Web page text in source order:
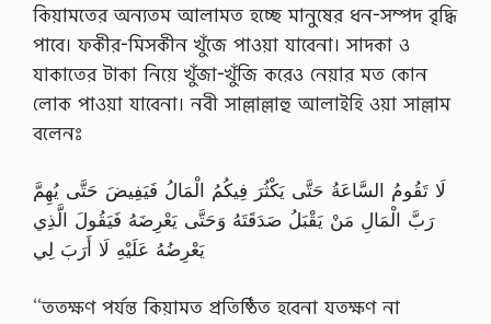
কিয়ামতের অন্যতম আলামত হচ্ছে মানুষের ধন-সম্পদ বৃদ্ধি
পাবে। ফকীর-মিসকীন খুঁজে পাওয়া যাবেনা। সাদকা ও
যাকাতের টাকা নিয়ে খুঁজা-খুঁজি করেও নেয়ার মত কোন
লোক পাওয়া যাবেনা। নবী সাল্লাল্লাহু আলাইহি ওয়া সাল্লাম
বলেনঃ
لَا تَقُومُ السَّاعَةُ حَتَّى يَكْثُرَ فِيكُمُ الْمَالُ فَيَفِيضَ حَتَّى يُهِمَّ
رَبَّ الْمَالِ مَنْ يَقْبَلُ صَدَقَتَهُ وَحَتَّى يَعْرِضَهُ فَيَقُولَ الَّذِي
يَعْرِضُهُ عَلَيْهِ لَا أَرَبَ لِي
‘‘ততক্ষণ পর্যন্ত কিয়ামত প্রতিষ্ঠিত হবেনা যতক্ষণ না